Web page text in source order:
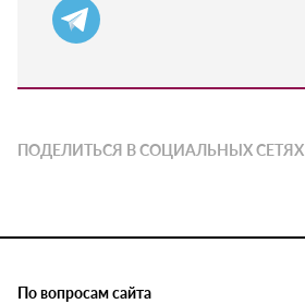
ПОДЕЛИТЬСЯ В СОЦИАЛЬНЫХ СЕТЯХ
По вопросам сайта